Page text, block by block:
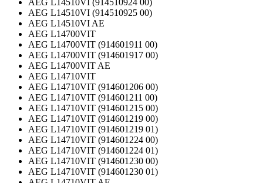
AEG L14510VI (914510925 00)
AEG L14510VI AE
AEG L14700VIT
AEG L14700VIT (914601911 00)
AEG L14700VIT (914601917 00)
AEG L14700VIT AE
AEG L14710VIT
AEG L14710VIT (914601206 00)
AEG L14710VIT (914601211 00)
AEG L14710VIT (914601215 00)
AEG L14710VIT (914601219 00)
AEG L14710VIT (914601219 01)
AEG L14710VIT (914601224 00)
AEG L14710VIT (914601224 01)
AEG L14710VIT (914601230 00)
AEG L14710VIT (914601230 01)